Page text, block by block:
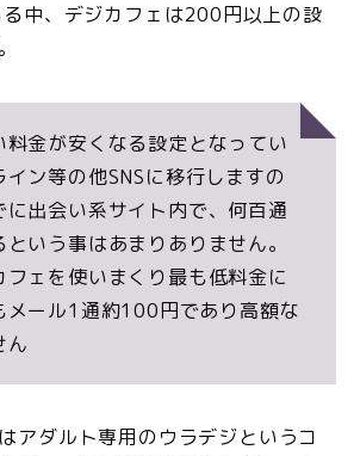
中、デジカフェは200円以上の設
金が安くなる設定となってい
イン等の他SNSに移行しますの
に出会い系サイト内で、何百通
いう事はあまりありません。
フェを使いまくり最も低料金に
メール1通約100円であり高額な
ん
アダルト専用のウラデジというコ